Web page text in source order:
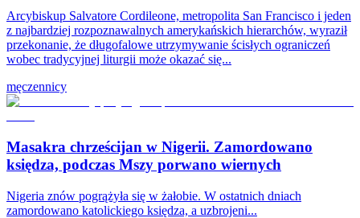
Arcybiskup Salvatore Cordileone, metropolita San Francisco i jeden
z najbardziej rozpoznawalnych amerykańskich hierarchów, wyraził
przekonanie, że długofalowe utrzymywanie ścisłych ograniczeń
wobec tradycyjnej liturgii może okazać się...
męczennicy
Masakra chrześcijan w Nigerii. Zamordowano
księdza, podczas Mszy porwano wiernych
Nigeria znów pogrążyła się w żałobie. W ostatnich dniach
zamordowano katolickiego księdza, a uzbrojeni...